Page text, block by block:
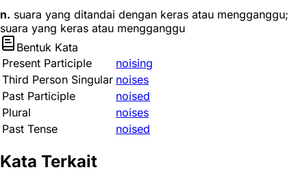
n. suara yang ditandai dengan keras atau mengganggu;
suara yang keras atau mengganggu
Bentuk Kata
Present Participle
noising
Third Person Singular noises
Past Participle
noised
Plural
noises
Past Tense
noised
Kata Terkait